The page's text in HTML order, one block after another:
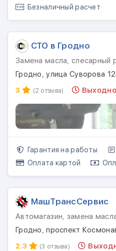
Безналичный расчет
СТО в Гродно
Замена масла, слесарный
Гродно, улица Суворова
3
(2 отзыва)
Гарантия на работы
Оплата картой
МашТрансСервис
Автомагазин, замена
Гродно, проспект
2.3
(3 отзыва)